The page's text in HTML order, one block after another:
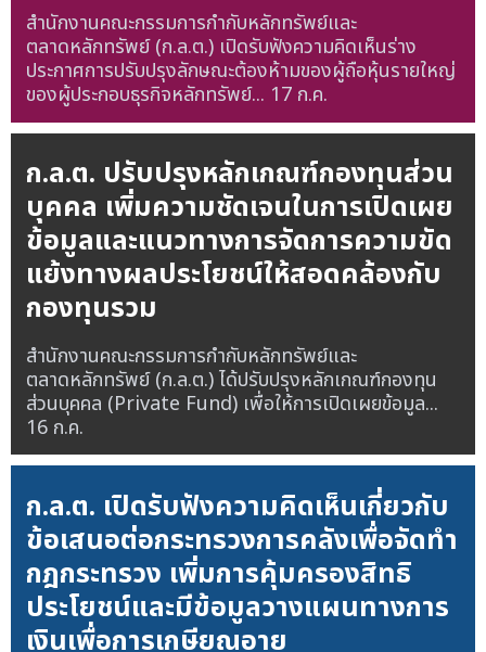
สำนักงานคณะกรรมการกำกับหลักทรัพย์และ
ตลาดหลักทรัพย์ (ก.ล.ต.) เปิดรับฟังความคิดเห็นร่าง
ประกาศการปรับปรุงลักษณะต้องห้ามของผู้ถือหุ้นรายใหญ่
ของผู้ประกอบธุรกิจหลักทรัพย์... 17 ก.ค.
ก.ล.ต. ปรับปรุงหลักเกณฑ์กองทุนส่วน
บุคคล เพิ่มความชัดเจนในการเปิดเผย
ข้อมูลและแนวทางการจัดการความขัด
แย้งทางผลประโยชน์ให้สอดคล้องกับ
กองทุนรวม
สำนักงานคณะกรรมการกำกับหลักทรัพย์และ
ตลาดหลักทรัพย์ (ก.ล.ต.) ได้ปรับปรุงหลักเกณฑ์กองทุน
ส่วนบุคคล (Private Fund) เพื่อให้การเปิดเผยข้อมูล...
16 ก.ค.
ก.ล.ต. เปิดรับฟังความคิดเห็นเกี่ยวกับ
ข้อเสนอต่อกระทรวงการคลังเพื่อจัดทำ
กฎกระทรวง เพิ่มการคุ้มครองสิทธิ
ประโยชน์และมีข้อมูลวางแผนทางการ
เงินเพื่อการเกษียณอายุ